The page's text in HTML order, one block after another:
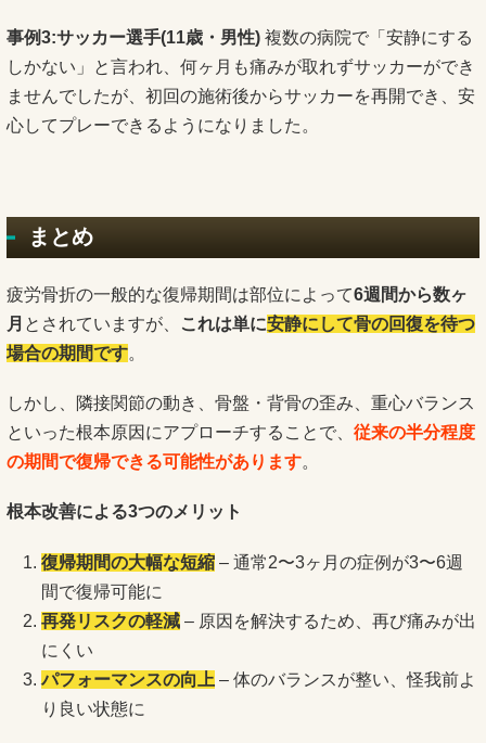
事例3:サッカー選手(11歳・男性) 複数の病院で「安静にする
しかない」と言われ、何ヶ月も痛みが取れずサッカーができ
ませんでしたが、初回の施術後からサッカーを再開でき、安
心してプレーできるようになりました。
まとめ
疲労骨折の一般的な復帰期間は部位によって6週間から数ヶ
月 とされていますが、 これは単に安静にして骨の回復を待つ
場合の期間です。
しかし、隣接関節の動き、骨盤・背骨の歪み、重心バランス
といった根本原因にアプローチすることで、 従来の半分程度
の期間で復帰できる可能性があります。
根本改善による3つのメリット
復帰期間の大幅な短縮 – 通常2〜3ヶ月の症例が3〜6週
間で復帰可能に
再発リスクの軽減 – 原因を解決するため、再び痛みが出
にくい
パフォーマンスの向上 – 体のバランスが整い、怪我前よ
り良い状態に